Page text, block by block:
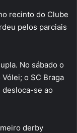
recinto do Clube
pelos parciais
No sábado o
o SC Braga
desloca-se ao
derby